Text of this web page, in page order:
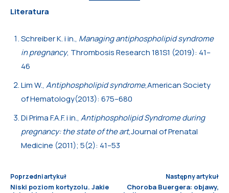
Literatura
Schreiber K. i in., Managing antiphospholipid syndrome
in pregnancy, Thrombosis Research 181S1 (2019): 41–
46
Lim W., Antiphospholipid syndrome,American Society
of Hematology(2013): 675–680
Di Prima F.A.F. i in., Antiphospholipid Syndrome during
pregnancy: the state of the art,Journal of Prenatal
Medicine (2011); 5(2): 41–53
Poprzedni artykuł
Niski poziom kortyzolu. Jakie
Następny artykuł
Choroba Buergera: objawy,